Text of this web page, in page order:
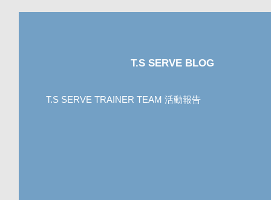
T.S SERVE BLOG
T.S SERVE TRAINER TEAM 活動報告